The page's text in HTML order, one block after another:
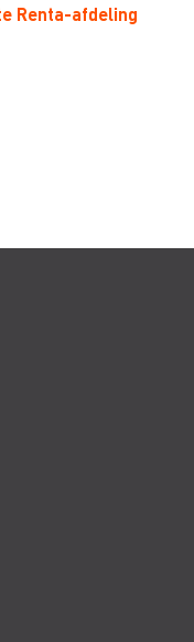
Renta-afdeling